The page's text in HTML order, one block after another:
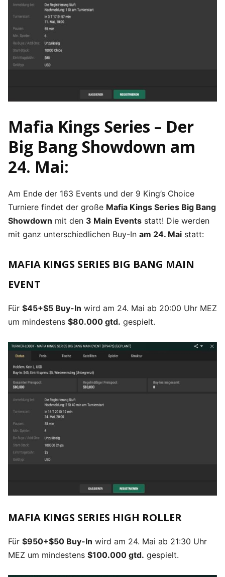
Mafia Kings Series – Der
Big Bang Showdown am
24. Mai:
Am Ende der 163 Events und der 9 King’s Choice
Turniere findet der große Mafia Kings Series Big Bang
Showdown mit den 3 Main Events statt! Die werden
mit ganz unterschiedlichen Buy-In am 24. Mai statt:
MAFIA KINGS SERIES BIG BANG MAIN
EVENT
Für $45+$5 Buy-In wird am 24. Mai ab 20:00 Uhr MEZ
um mindestens $80.000 gtd. gespielt.
MAFIA KINGS SERIES HIGH ROLLER
Für $950+$50 Buy-In wird am 24. Mai ab 21:30 Uhr
MEZ um mindestens $100.000 gtd. gespielt.